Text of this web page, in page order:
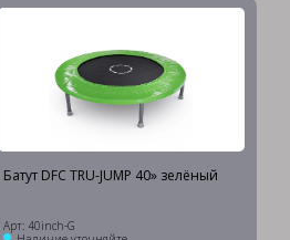
Батут DFC TRU-JUMP 40» зелёный
Арт: 40inch-G